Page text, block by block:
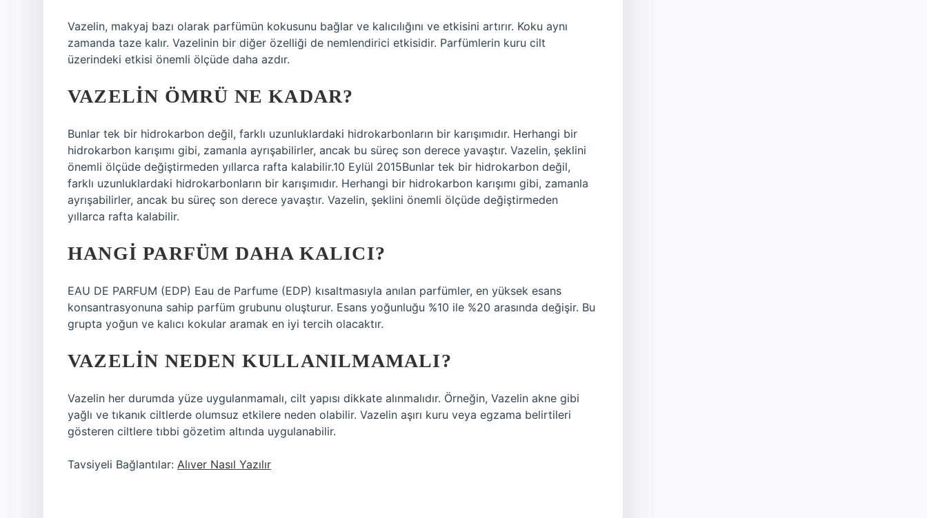
Vazelin, makyaj bazı olarak parfümün kokusunu bağlar ve kalıcılığını ve etkisini artırır. Koku aynı
zamanda taze kalır. Vazelinin bir diğer özelliği de nemlendirici etkisidir. Parfümlerin kuru cilt
üzerindeki etkisi önemli ölçüde daha azdır.
VAZELIN ÖMRÜ NE KADAR?
Bunlar tek bir hidrokarbon değil, farklı uzunluklardaki hidrokarbonların bir karışımıdır. Herhangi bir
hidrokarbon karışımı gibi, zamanla ayrışabilirler, ancak bu süreç son derece yavaştır. Vazelin, şeklini
önemli ölçüde değiştirmeden yıllarca rafta kalabilir.10 Eylül 2015Bunlar tek bir hidrokarbon değil,
farklı uzunluklardaki hidrokarbonların bir karışımıdır. Herhangi bir hidrokarbon karışımı gibi, zamanla
ayrışabilirler, ancak bu süreç son derece yavaştır. Vazelin, şeklini önemli ölçüde değiştirmeden
yıllarca rafta kalabilir.
HANGI PARFÜM DAHA KALICI?
EAU DE PARFUM (EDP) Eau de Parfume (EDP) kısaltmasıyla anılan parfümler, en yüksek esans
konsantrasyonuna sahip parfüm grubunu oluşturur. Esans yoğunluğu %10 ile %20 arasında değişir. Bu
grupta yoğun ve kalıcı kokular aramak en iyi tercih olacaktır.
VAZELIN NEDEN KULLANILMAMALI?
Vazelin her durumda yüze uygulanmamalı, cilt yapısı dikkate alınmalıdır. Örneğin, Vazelin akne gibi
yağlı ve tıkanık ciltlerde olumsuz etkilere neden olabilir. Vazelin aşırı kuru veya egzama belirtileri
gösteren ciltlere tıbbi gözetim altında uygulanabilir.
Tavsiyeli Bağlantılar: Alıver Nasıl Yazılır